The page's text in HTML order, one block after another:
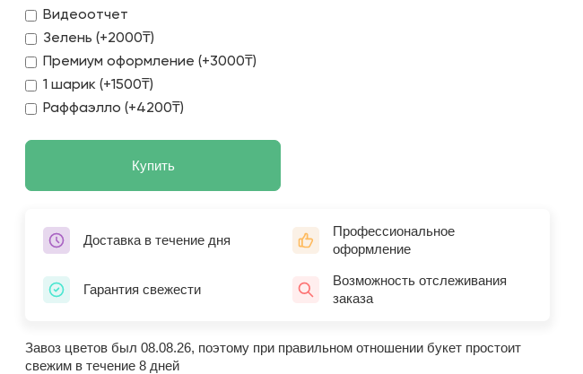
Видеоотчет
Зелень (+2000₸)
Премиум оформление (+3000₸)
1 шарик (+1500₸)
Раффаэлло (+4200₸)
Купить
Доставка в течение дня
Профессиональное
оформление
Гарантия свежести
Возможность отслеживания
заказа
Завоз цветов был 08.08.26, поэтому при правильном отношении букет простоит
свежим в течение 8 дней